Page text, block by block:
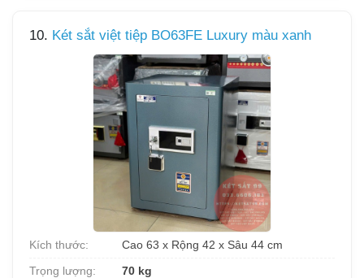
10. Két sắt việt tiệp BO63FE Luxury màu xanh
Kích thước:
Cao 63 x Rộng 42 x Sâu 44 cm
Trọng lượng:
70 kg